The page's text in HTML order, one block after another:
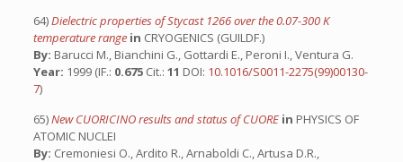
64)Dielectric properties of Stycast 1266 over the 0.07-300 K
temperature range in CRYOGENICS (GUILDF.)
By: Barucci M., Bianchini G., Gottardi E., Peroni I., Ventura G.
Year: 1999 (IF.: 0.675 Cit.: 11 DOI: 10.1016/S0011-2275(99)00130-
7)
65)New CUORICINO results and status of CUORE in PHYSICS OF
ATOMIC NUCLEI
By: Cremoniesi O., Ardito R., Arnaboldi C., Artusa D.R.,